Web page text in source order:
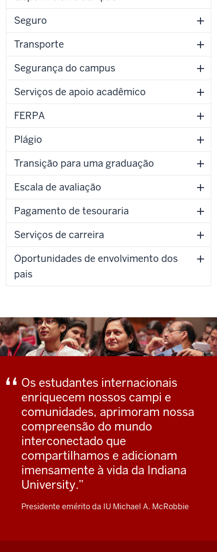
Seguro
Transporte
Segurança do campus
Serviços de apoio acadêmico
FERPA
Plágio
Transição para uma graduação
Escala de avaliação
Pagamento de tesouraria
Serviços de carreira
Oportunidades de envolvimento dos
pais
Os estudantes internacionais
enriquecem nossos campi e
comunidades, aprimoram nossa
compreensão do mundo
interconectado que
compartilhamos e adicionam
imensamente à vida da Indiana
University.
Presidente emérito da IU Michael A. McRobbie